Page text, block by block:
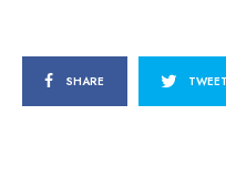
SHARE TWEET